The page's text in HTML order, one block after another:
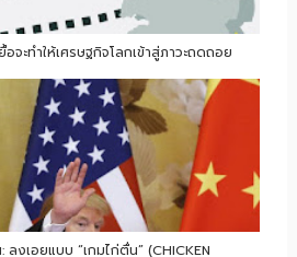
จะทำให้เศรษฐกิจโลกเข้าสู่ภาวะถดถอย
ลงเอยแบบ “เกมไก่ตื่น” (CHICKEN